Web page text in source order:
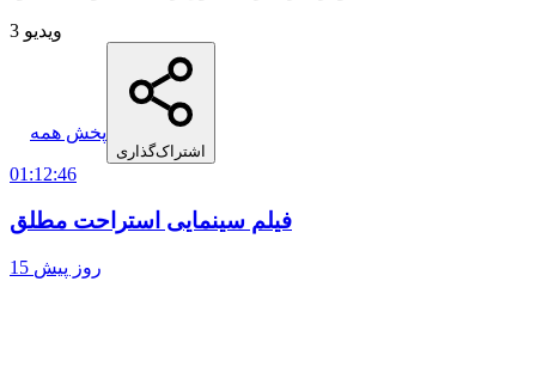
3 ویدیو
پخش همه
اشتراک‌گذاری
01:12:46
فیلم سینمایی استراحت مطلق
15 روز پیش